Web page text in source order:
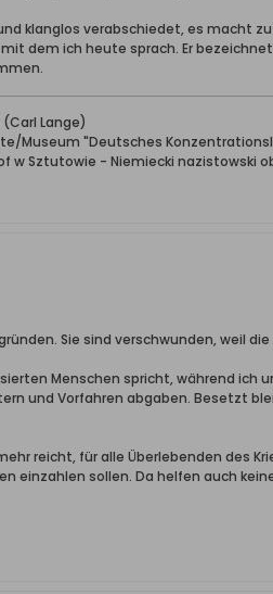
klanglos verabschiedet, es macht
dem ich heute sprach. Er
Lange)
Museum "Deutsches
Sztutowie - Niemiecki nazistowski
Sie sind verschwunden, weil
Menschen spricht, während ich
und Vorfahren abgaben. Besetzt
reicht, für alle Überlebenden des
einzahlen sollen. Da helfen auch